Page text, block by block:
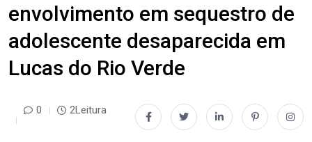
envolvimento em sequestro de
adolescente desaparecida em
Lucas do Rio Verde
0 2Leitura